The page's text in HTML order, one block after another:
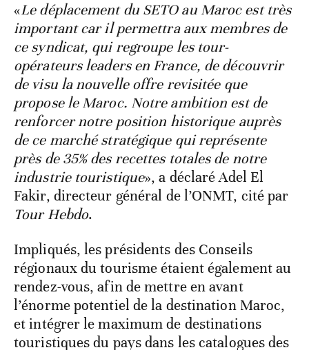
«Le déplacement du SETO au Maroc est très
important car il permettra aux membres de
ce syndicat, qui regroupe les tour-
opérateurs leaders en France, de découvrir
de visu la nouvelle offre revisitée que
propose le Maroc. Notre ambition est de
renforcer notre position historique auprès
de ce marché stratégique qui représente
près de 35% des recettes totales de notre
industrie touristique», a déclaré Adel El
Fakir, directeur général de l’ONMT, cité par
Tour Hebdo.
Impliqués, les présidents des Conseils
régionaux du tourisme étaient également au
rendez-vous, afin de mettre en avant
l’énorme potentiel de la destination Maroc,
et intégrer le maximum de destinations
touristiques du pays dans les catalogues des